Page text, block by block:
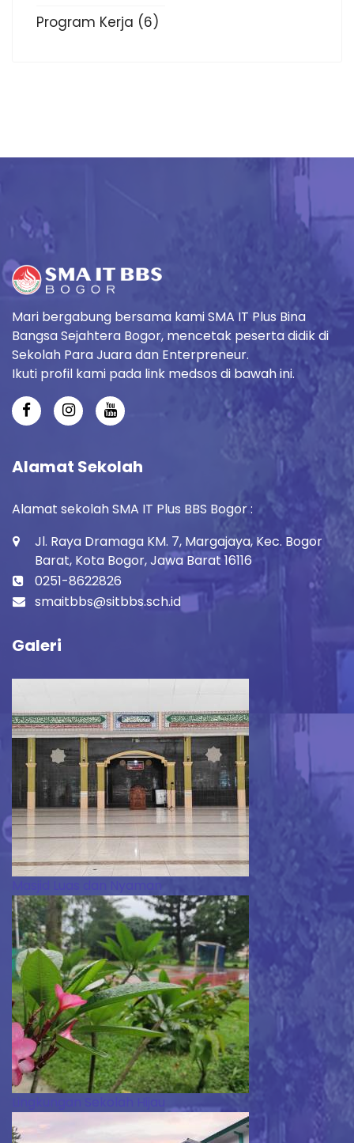
Program Kerja (6)
Mari bergabung bersama kami SMA IT Plus Bina
Bangsa Sejahtera Bogor, mencetak peserta didik di
Sekolah Para Juara dan Enterpreneur.
Ikuti profil kami pada link medsos di bawah ini.
Alamat Sekolah
Alamat sekolah SMA IT Plus BBS Bogor :
Jl. Raya Dramaga KM. 7, Margajaya, Kec. Bogor
Barat, Kota Bogor, Jawa Barat 16116
0251-8622826
smaitbbs@sitbbs.sch.id
Galeri
Masjid Luas dan Nyaman
Lingkungan Sekolah Hijau